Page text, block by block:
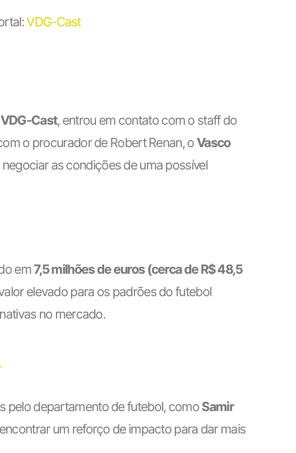
VDG-Cast
VDG-Cast, entrou em contato com o staff do
o procurador de Robert Renan, oVasco
as condições de uma possível
em7,5 milhões de euros (cerca de R$ 48,5
elevado para os padrões do futebol
no mercado.
pelo departamento de futebol, comoSamir
um reforço de impacto para dar mais